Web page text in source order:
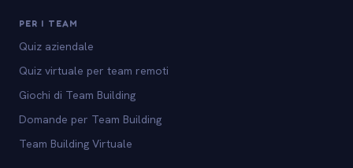
PER I TEAM
Quiz aziendale
Quiz virtuale per team remoti
Giochi di Team Building
Domande per Team Building
Team Building Virtuale